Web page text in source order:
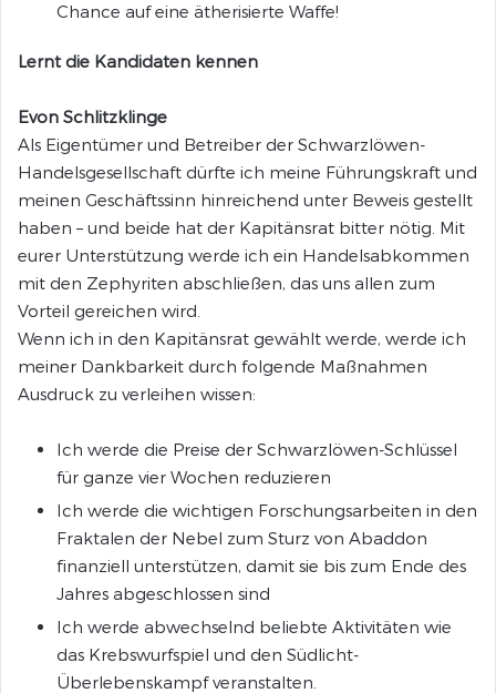
Chance auf eine ätherisierte Waffe!
Lernt die Kandidaten kennen
Evon Schlitzklinge
Als Eigentümer und Betreiber der Schwarzlöwen-
Handelsgesellschaft dürfte ich meine Führungskraft und
meinen Geschäftssinn hinreichend unter Beweis gestellt
haben – und beide hat der Kapitänsrat bitter nötig. Mit
eurer Unterstützung werde ich ein Handelsabkommen
mit den Zephyriten abschließen, das uns allen zum
Vorteil gereichen wird.
Wenn ich in den Kapitänsrat gewählt werde, werde ich
meiner Dankbarkeit durch folgende Maßnahmen
Ausdruck zu verleihen wissen:
Ich werde die Preise der Schwarzlöwen-Schlüssel
für ganze vier Wochen reduzieren
Ich werde die wichtigen Forschungsarbeiten in den
Fraktalen der Nebel zum Sturz von Abaddon
finanziell unterstützen, damit sie bis zum Ende des
Jahres abgeschlossen sind
Ich werde abwechselnd beliebte Aktivitäten wie
das Krebswurfspiel und den Südlicht-
Überlebenskampf veranstalten.